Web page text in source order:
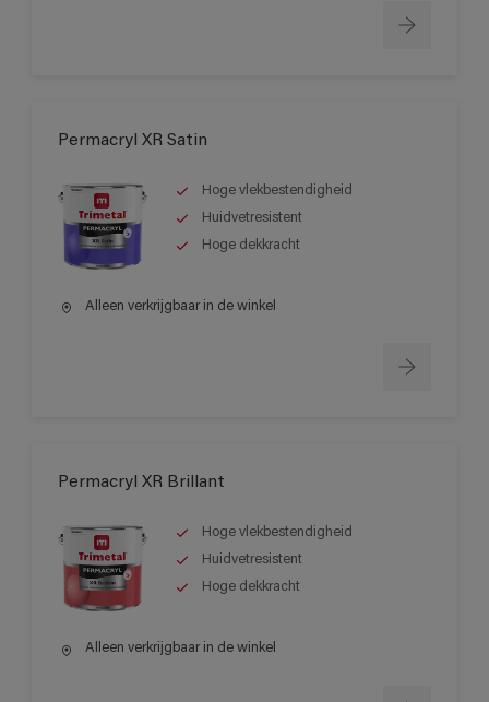
Permacryl XR Satin
Hoge vlekbestendigheid
Huidvetresistent
Hoge dekkracht
Alleen verkrijgbaar in de winkel
Permacryl XR Brillant
Hoge vlekbestendigheid
Huidvetresistent
Hoge dekkracht
Alleen verkrijgbaar in de winkel